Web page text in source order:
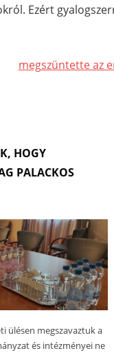
Ezért
megszüntette az
HOGY
PALACKOS
ülésen megszavaztuk a
és intézményei ne